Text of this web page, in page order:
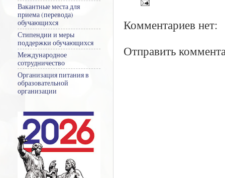
Комментариев нет:
Отправить
Вакантные места для
приема (перевода)
обучающихся
Стипендии и меры
поддержки обучающихся
Международное
сотрудничество
Организация питания в
образовательной
организации